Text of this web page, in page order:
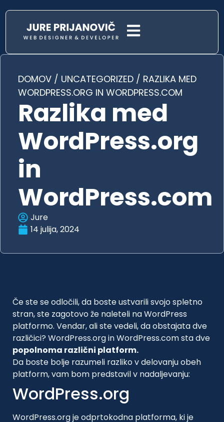
DOMOV / UNCATEGORIZED / RAZLIKA MED
WORDPRESS.ORG IN WORDPRESS.COM
Razlika med
WordPress.org
in
WordPress.com
Jure
14 julija, 2024
Če ste se odločili, da boste ustvarili svojo spletno
stran, ste zagotovo že naleteli na WordPress
platformo. Vendar, ali ste vedeli, da obstajata dve
različici? WordPress.org in WordPress.com sta dve
popolnoma različni platform.
Da boste bolje razumeli razliko v delovanju obeh
platform, vam bom predstavil v nadaljevanju:
WordPress.org
WordPress.org je odprtokodna platforma, ki je